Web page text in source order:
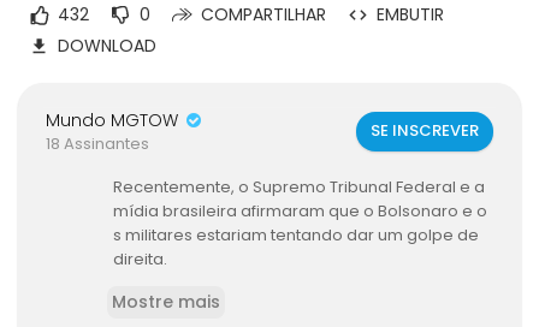
432 0 COMPARTILHAR
EMBUTIR
DOWNLOAD
Mundo MGTOW
18 Assinantes
SE INSCREVER
Recentemente, o Supremo Tribunal Federal e a
mídia brasileira afirmaram que o Bolsonaro e o
s militares estariam tentando dar um golpe de
direita.
Essa afirmação me causou estranheza e me fe
Mostre mais